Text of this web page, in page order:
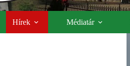
Hírek Médiatár